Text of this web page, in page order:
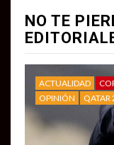
NO TE
ACTUALIDAD
OPINIÓN
QATAR